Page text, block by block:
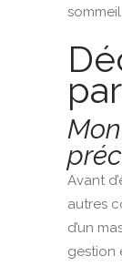
sommeil
Avant
autres
d’un
gestion